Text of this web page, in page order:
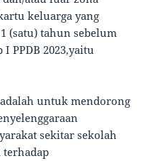
keluarga yang
(satu) tahun sebelum
PPDB 2023,yaitu
untuk mendorong
sekitar sekolah